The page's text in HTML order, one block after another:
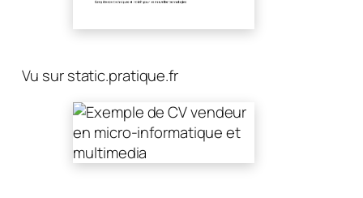
Vu sur static.pratique.fr